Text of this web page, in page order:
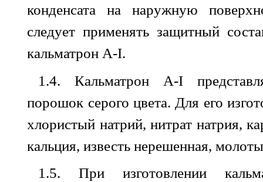
конденсата на наружную
следует применять защитный
кальматрон A-I.
1.4. Кальматрон A-I
порошок серого цвета. Для его
хлористый натрий, нитрат натрия,
кальция, известь нерешенная,
1.5. При изготовлении